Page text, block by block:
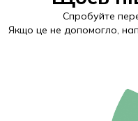
Спробуйте
Якщо це не допомогло,